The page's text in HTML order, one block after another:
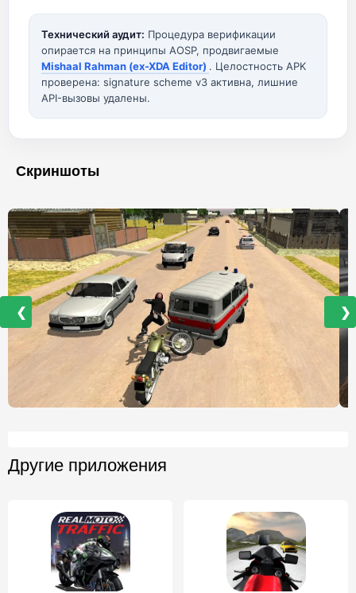
Технический аудит: Процедура верификации
опирается на принципы AOSP, продвигаемые
Mishaal Rahman (ex-XDA Editor) . Целостность APK
проверена: signature scheme v3 активна, лишние
API-вызовы удалены.
Скриншоты
❮ ❯
Другие приложения